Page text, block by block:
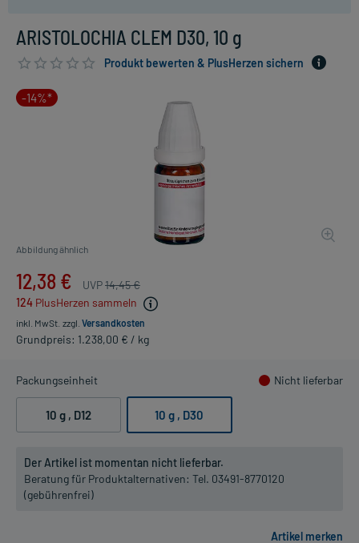
ARISTOLOCHIA CLEM D30, 10 g
Produkt bewerten & PlusHerzen sichern
-14%*
Abbildung ähnlich
12,38 € UVP14,45 €
124 PlusHerzen sammeln
inkl. MwSt. zzgl. Versandkosten
Grundpreis: 1.238,00 € / kg
Packungseinheit Nicht lieferbar
10 g , D12 10 g , D30
Der Artikel ist momentan nicht lieferbar.
Beratung für Produktalternativen: Tel. 03491-8770120
(gebührenfrei)